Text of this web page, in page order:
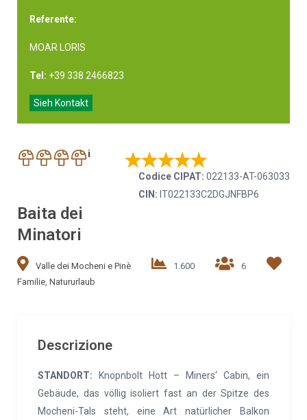
Referente:
MOAR LORIS
Tel: +39 338 2466823
Sieh Kontakt
i
Codice CIPAT: 022133-AT-063033
CIN: IT022133C2DGJNFBP6
Baita dei
Minatori
Valle dei Mocheni e Pinè 1.600
6
Familie, Natururlaub
Descrizione
STANDORT: Knopnbolt Hott – Miners‘ Cabin, ein
Gebäude, das völlig isoliert fast an der Spitze des
Mocheni-Tals steht, eine Art natürlicher Balkon